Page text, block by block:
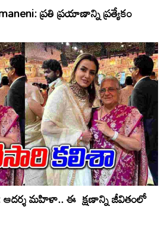
ప్రతి ప్రయాణాన్ని ప్రత్యేకం
ఆదర్శ మహిళా.. ఈ క్షణాన్ని జీవితంలో